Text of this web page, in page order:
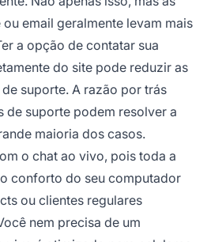
email geralmente levam mais
a opção de contatar sua
do site pode reduzir as
suporte. A razão por trás
de suporte podem resolver a
maioria dos casos.
o chat ao vivo, pois toda a
conforto do seu computador
ou clientes regulares
nem precisa de um